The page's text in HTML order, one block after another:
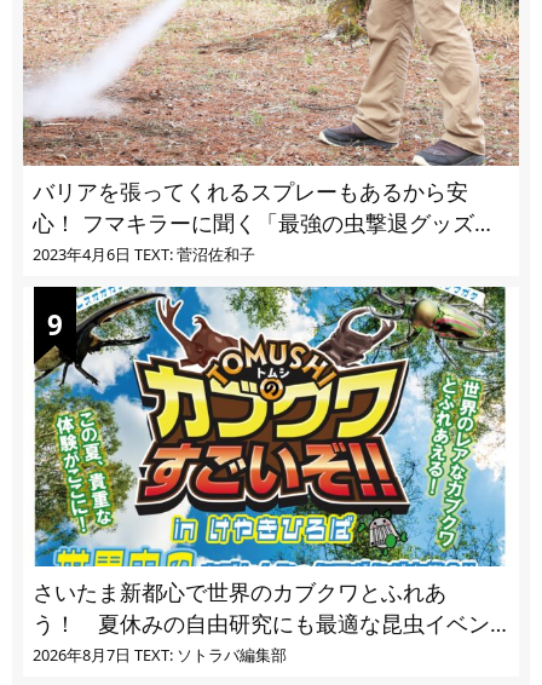
バリアを張ってくれるスプレーもあるから安
心！ フマキラーに聞く「最強の虫撃退グッズ
vol.4」【キャンプサイトで使う虫よけ】
2023年4月6日 TEXT: 菅沼佐和子
さいたま新都心で世界のカブクワとふれあ
う！ 夏休みの自由研究にも最適な昆虫イベン
ト
2026年8月7日 TEXT: ソトラバ編集部